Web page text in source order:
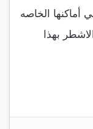
الخاصه
بهذا